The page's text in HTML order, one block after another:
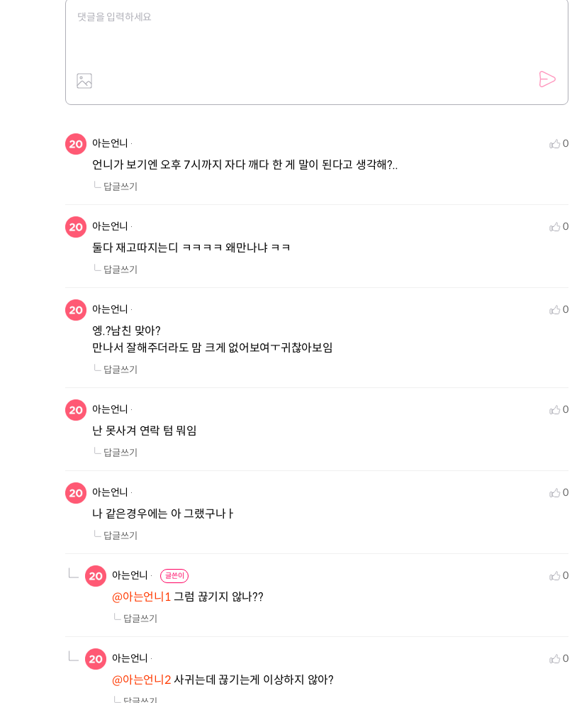
아는언니 0
언니가 보기엔 오후 7시까지 자다 깨다 한 게 말이 된다고 생각해?..
답글쓰기
아는언니 0
둘다 재고따지는디 ㅋㅋㅋㅋ 왜만나냐 ㅋㅋ
답글쓰기
아는언니 0
엥.?남친 맞아?
만나서 잘해주더라도 맘 크게 없어보여ㅜ귀찮아보임
답글쓰기
아는언니 0
난 못사겨 연락 텀 뭐임
답글쓰기
아는언니 0
나 같은경우에는 아 그랬구나ㅏ
답글쓰기
아는언니 글쓴이 0
@아는언니1 그럼 끊기지 않나??
답글쓰기
아는언니 0
@아는언니2 사귀는데 끊기는게 이상하지 않아?